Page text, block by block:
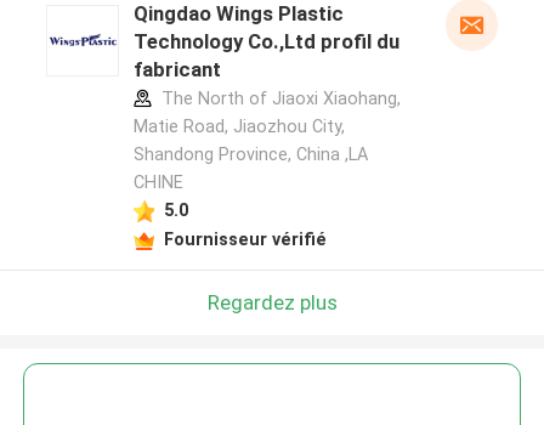
Qingdao Wings Plastic
Technology Co.,Ltd profil du
fabricant
The North of Jiaoxi Xiaohang,
Matie Road, Jiaozhou City,
Shandong Province, China ,LA
CHINE
5.0
Fournisseur vérifié
Regardez plus